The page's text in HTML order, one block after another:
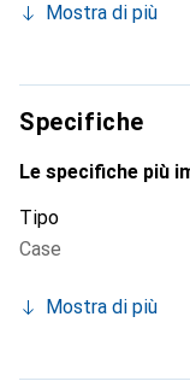
Axis nel 1996.
stata fondata nel
presente in tutto il
prodotti di
negli spazi
nelle carceri, nei
catena del valore di
per la qualità
Mostra di più
Specifiche
Le specifiche più
Tipo
Case
Mostra di più